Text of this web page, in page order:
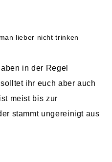
lieber nicht trinken
in der Regel
ihr euch aber auch
meist bis zur
stammt ungereinigt aus